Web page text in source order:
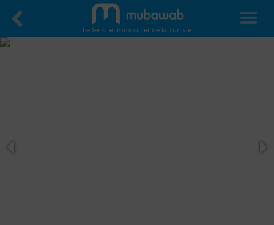
Le 1er site immobilier de la Tunisie